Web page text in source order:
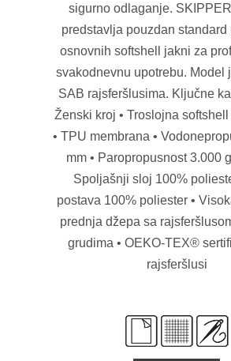
sigurno odlaganje.
predstavlja pouzdan standard
osnovnih softshell jakni za
svakodnevnu upotrebu. Model
SAB rajsferšlusima. Ključne
Ženski kroj • Troslojna
• TPU membrana •
mm • Paropropusnost 3.000
Spoljašnji sloj 100%
postava 100% poliester •
prednja džepa sa
grudima • OEKO-TEX®
rajsferšlusi